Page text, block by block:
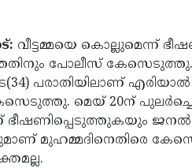
വീട്ടമ്മയെ കൊല്ലുമെന്ന്
പോലീസ് കേസെടുത്തു.
പരാതിയിലാണ് എരിയാല്‍
മെയ് 20ന് പുലര്‍ച്ചെ
ഭീഷണിപ്പെടുത്തുകയും
മുഹമ്മദിനെതിരെ